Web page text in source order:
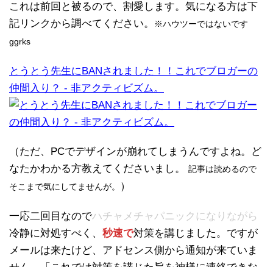
これは前回と被るので、割愛します。気になる方は下
記リンクから調べてください。
※ハウツーではないです
ggrks
とうとう先生にBANされました！！これでブロガーの
仲間入り？ - 非アクティビズム。
（ただ、PCでデザインが崩れてしまうんですよね。ど
なたかわかる方教えてくださいまし。
記事は読めるので
そこまで気にしてませんが。
）
一応二回目なのでハチャメチャパニックになりながら
冷静に対処すべく、 秒速で対策を講じました。ですが
メールは来たけど、アドセンス側から通知が来ていま